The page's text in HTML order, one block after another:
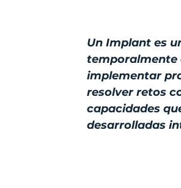
Un Implant es
temporalmente
implementar
resolver retos
capacidades
desarrolladas